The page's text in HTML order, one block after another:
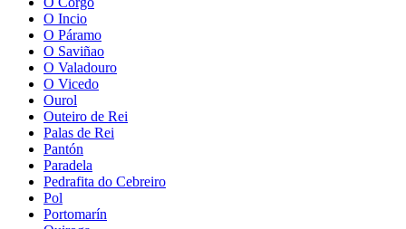
O Incio
O Páramo
O Saviñao
O Valadouro
O Vicedo
Ourol
Outeiro de Rei
Palas de Rei
Pantón
Paradela
Pedrafita do Cebreiro
Pol
Portomarín